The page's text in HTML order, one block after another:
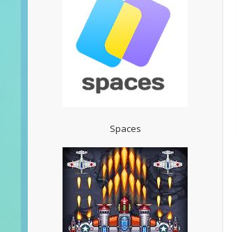
Spaces